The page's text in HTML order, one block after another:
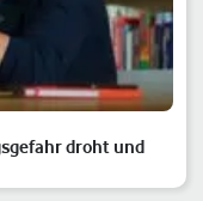
droht und